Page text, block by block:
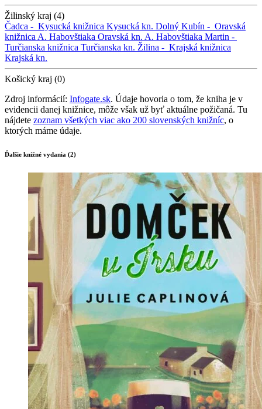
Žilinský kraj (4)
Čadca - Kysucká knižnica Kysucká kn. Dolný Kubín - Oravská
knižnica A. Habovštiaka Oravská kn. A. Habovštiaka Martin -
Turčianska knižnica Turčianska kn. Žilina - Krajská knižnica
Krajská kn.
Košický kraj (0)
Zdroj informácií: Infogate.sk. Údaje hovoria o tom, že kniha je v
evidencii danej knižnice, môže však už byť aktuálne požičaná. Tu
nájdete zoznam všetkých viac ako 200 slovenských knižníc, o
ktorých máme údaje.
Ďalšie knižné vydania (2)